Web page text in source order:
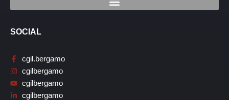
SOCIAL
cgil.bergamo
cgilbergamo
cgilbergamo
cgilbergamo